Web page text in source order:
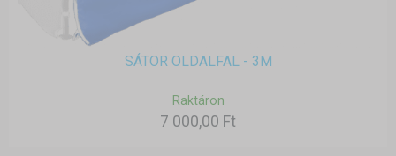
SÁTOR OLDALFAL - 3M
Raktáron
7 000,00 Ft